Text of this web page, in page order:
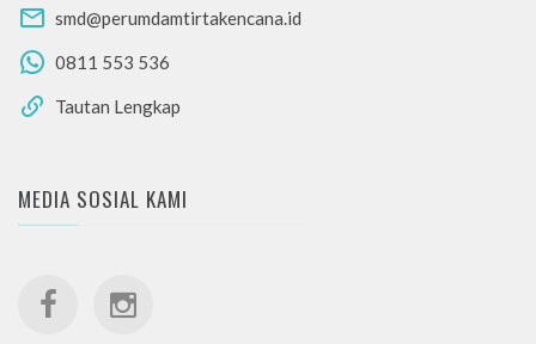
smd@perumdamtirtakencana.id
0811 553 536
Tautan Lengkap
MEDIA SOSIAL KAMI